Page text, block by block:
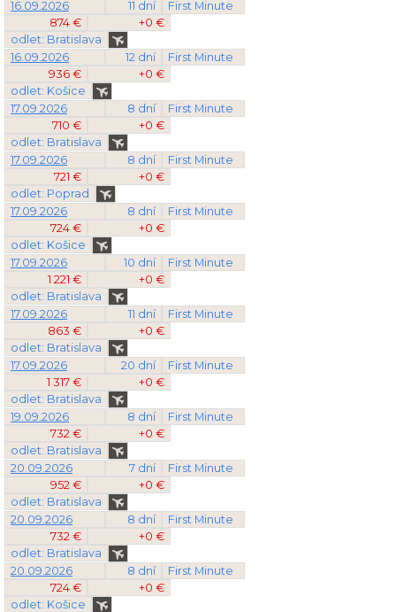
16.09.2026 11 dní
First Minute
874 €
+0 €
odlet: Bratislava
16.09.2026
12 dní
First Minute
936 €
+0 €
odlet: Košice
17.09.2026
8 dní
First Minute
710 €
+0 €
odlet: Bratislava
17.09.2026
8 dní
First Minute
721 €
+0 €
odlet: Poprad
17.09.2026
8 dní
First Minute
724 €
+0 €
odlet: Košice
17.09.2026
10 dní
First Minute
1 221 €
+0 €
odlet: Bratislava
17.09.2026
11 dní
First Minute
863 €
+0 €
odlet: Bratislava
17.09.2026
20 dní
First Minute
1 317 €
+0 €
odlet: Bratislava
19.09.2026
8 dní
First Minute
732 €
+0 €
odlet: Bratislava
20.09.2026
7 dní
First Minute
952 €
+0 €
odlet: Bratislava
20.09.2026
8 dní
First Minute
732 €
+0 €
odlet: Bratislava
20.09.2026
8 dní
First Minute
724 €
+0 €
odlet: Košice